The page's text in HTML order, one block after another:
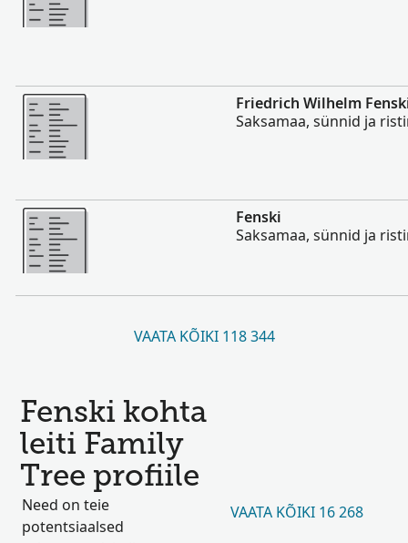
Rohkem
Friedrich Wilhelm
Saksamaa, sünnid ja
Rohkem
Fenski
Saksamaa, sünnid ja
VAATA KÕIKI 118 344
Fenski kohta
leiti Family
Tree profiile
Need on teie
potentsiaalsed
VAATA KÕIKI 16 268